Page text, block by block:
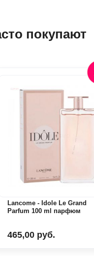
покупают
Lancome - Idole Le Grand
Parfum 100 ml парфюм
465,00 руб.